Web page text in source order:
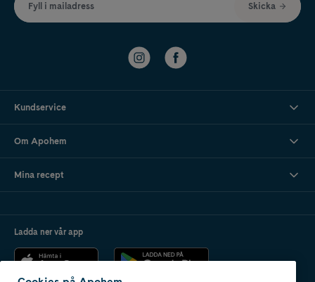
Fyll i mailadress Skicka
Kundservice
Om Apohem
Mina recept
Ladda ner vår app